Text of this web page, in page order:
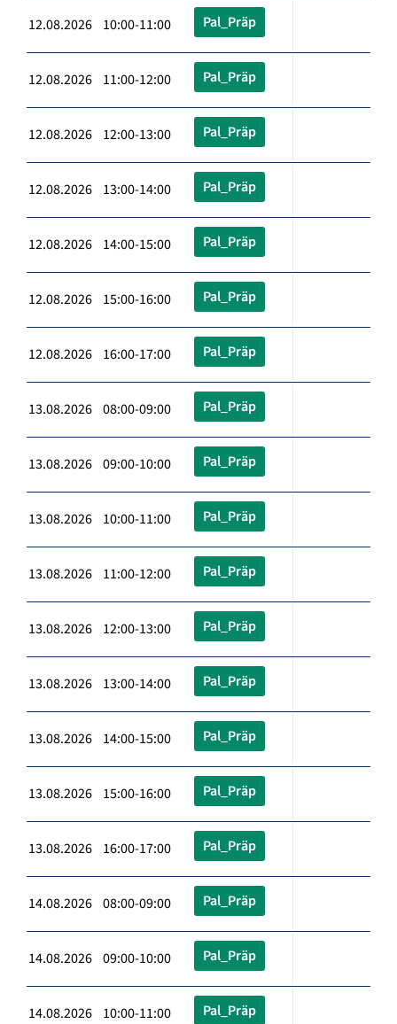
12.08.2026 10:00-11:00 Pal_Präp
12.08.2026 11:00-12:00 Pal_Präp
12.08.2026 12:00-13:00 Pal_Präp
12.08.2026 13:00-14:00 Pal_Präp
12.08.2026 14:00-15:00 Pal_Präp
12.08.2026 15:00-16:00 Pal_Präp
12.08.2026 16:00-17:00 Pal_Präp
13.08.2026 08:00-09:00 Pal_Präp
13.08.2026 09:00-10:00 Pal_Präp
13.08.2026 10:00-11:00 Pal_Präp
13.08.2026 11:00-12:00 Pal_Präp
13.08.2026 12:00-13:00 Pal_Präp
13.08.2026 13:00-14:00 Pal_Präp
13.08.2026 14:00-15:00 Pal_Präp
13.08.2026 15:00-16:00 Pal_Präp
13.08.2026 16:00-17:00 Pal_Präp
14.08.2026 08:00-09:00 Pal_Präp
14.08.2026 09:00-10:00 Pal_Präp
14.08.2026 10:00-11:00 Pal_Präp